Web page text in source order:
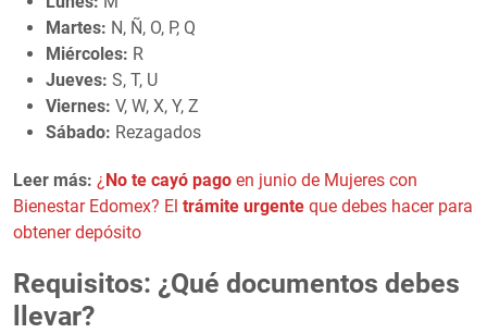
Martes: N, Ñ, O, P, Q
Miércoles: R
Jueves: S, T, U
Viernes: V, W, X, Y, Z
Sábado: Rezagados
Leer más: ¿ No te cayó pago en junio de Mujeres con
Bienestar Edomex? El trámite urgente que debes hacer para
obtener depósito
Requisitos: ¿Qué documentos debes
llevar?